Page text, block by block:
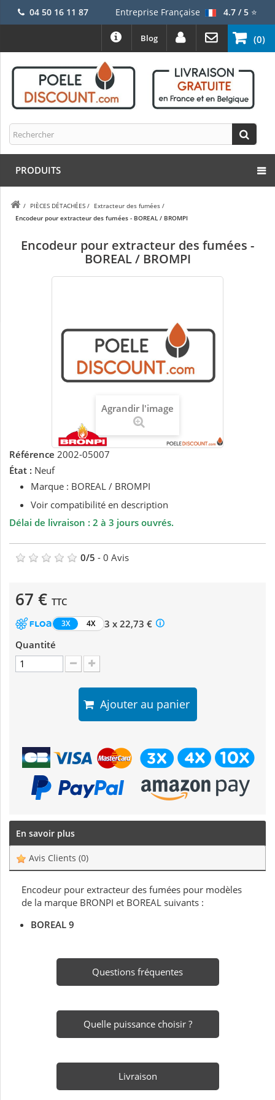
04 50 16 11 87 Entreprise Française 4.7 / 5⭐
(0)
Blog
PRODUITS
/ PIÈCES DÉTACHÉES / Extracteur des fumées /
Encodeur pour extracteur des fumées - BOREAL / BROMPI
Encodeur pour extracteur des fumées -
BOREAL / BROMPI
Agrandir l'image
Référence 2002-05007
État : Neuf
Marque : BOREAL / BROMPI
Voir compatibilité en description
Délai de livraison : 2 à 3 jours ouvrés.
0/5 - 0 Avis
67 € TTC
3X 4X
3 x 22,73 €
Quantité
Ajouter au panier
En savoir plus
Avis Clients (0)
Encodeur pour extracteur des fumées pour modèles
de la marque BRONPI et BOREAL suivants :
BOREAL 9
Questions fréquentes
Quelle puissance choisir ?
Livraison